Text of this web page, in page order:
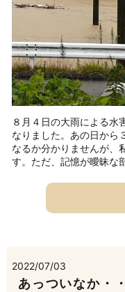
８月４日の大雨による水
なりました。あの日から
なるか分かりませんが、
す。ただ、記憶が曖昧な
2022/07/03
あっついなか・